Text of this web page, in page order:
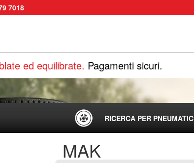
7018
ed equilibrate. Pagamenti sicuri.
RICERCA PER
MAK